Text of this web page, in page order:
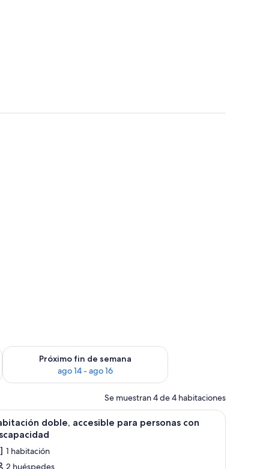
semana, ago 7 - ago 9
Próximo fin de semana
ago 14 - ago 16
Consulta la disponibilidad para el próximo fin de semana,
Se muestran 4 de 4 habitaciones
fuerte, wifi gratis, ropa de camaCaja fuerte, wifi gratis, ropa de cama
2
doble, accesible para personas con
1 habitación
2 huéspedes